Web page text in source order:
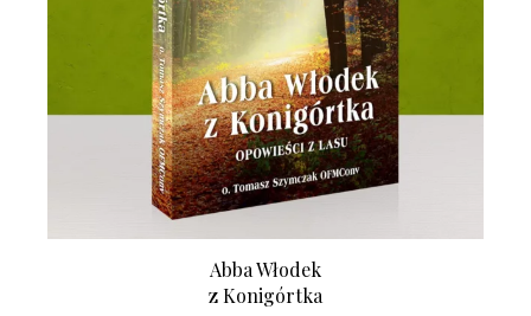
Abba Włodek
z Konigórtka